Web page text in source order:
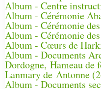
Album - Centre
Album - Cérémonie
Album - Cérémonie
Album - Cérémonie
Album - Cœurs de
Album - Documents
Dordogne, Hameau de
Lanmary de Antonne
Album - Documents